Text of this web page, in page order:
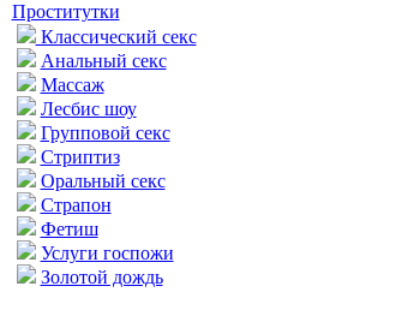
Проститутки
Классический секс
Анальный секс
Массаж
Лесбис шоу
Групповой секс
Стриптиз
Оральный секс
Страпон
Фетиш
Услуги госпожи
Золотой дождь